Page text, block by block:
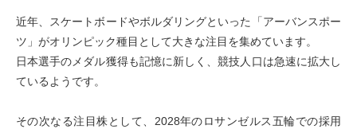
近年、スケートボードやボルダリングといった「アーバンスポー
ツ」がオリンピック種目として大きな注目を集めています。
日本選手のメダル獲得も記憶に新しく、競技人口は急速に拡大し
ているようです。
その次なる注目株として、2028年のロサンゼルス五輪での採用